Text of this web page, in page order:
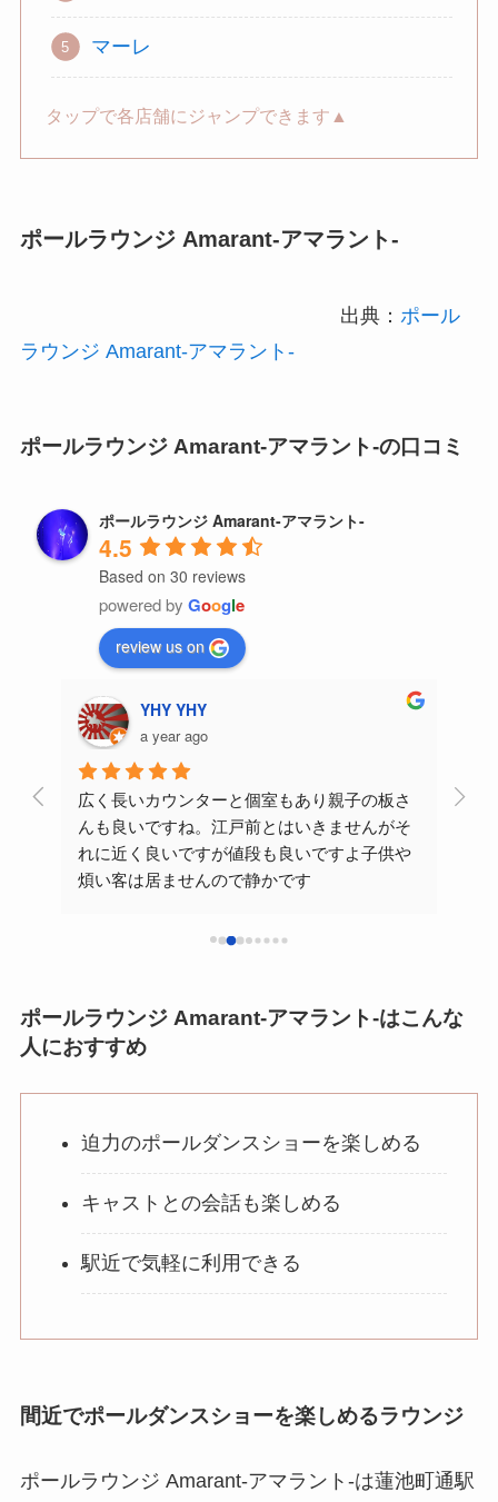
マーレ
タップで各店舗にジャンプできます▲
ポールラウンジ Amarant-アマラント-
出典： ポール
ラウンジ Amarant-アマラント-
ポールラウンジ Amarant-アマラント-の口コミ
ポールラウンジ Amarant-アマラント-
4.5
Based on 30 reviews
powered by Google
review us on
YHY YHY
a year ago
広く長いカウンターと個室もあり親子の板さ
んも良いですね。江戸前とはいきませんがそ
れに近く良いですが値段も良いですよ子供や
煩い客は居ませんので静かです
男
ポールラウンジ Amarant-アマラント-はこんな
人におすすめ
迫力のポールダンスショーを楽しめる
キャストとの会話も楽しめる
駅近で気軽に利用できる
間近でポールダンスショーを楽しめるラウンジ
ポールラウンジ Amarant-アマラント-は蓮池町通駅